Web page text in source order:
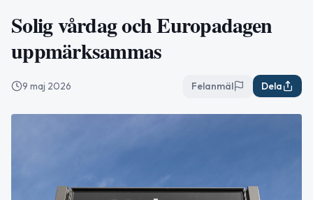
Solig vårdag och Europadagen
uppmärksammas
9 maj 2026 Felanmäl Dela